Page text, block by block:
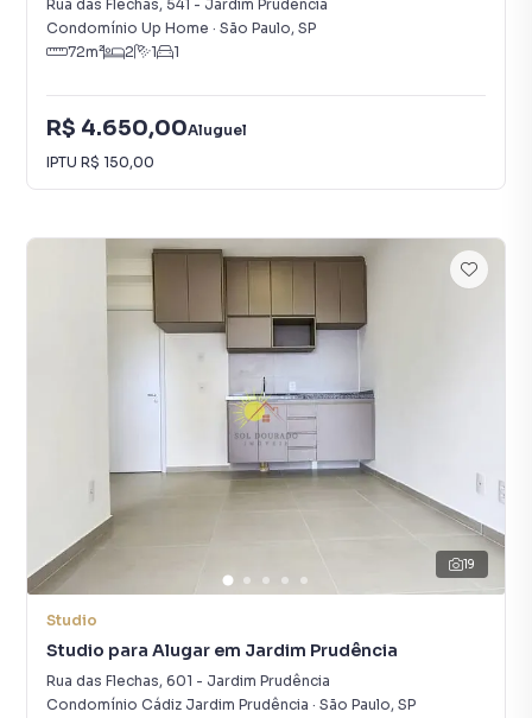
Rua das Flechas, 541 - Jardim Prudência
Condomínio Up Home · São Paulo, SP
72m² 2 1 1
R$ 4.650,00Aluguel
IPTU R$ 150,00
19
Studio
Studio para Alugar em Jardim Prudência
Rua das Flechas, 601 - Jardim Prudência
Condomínio Cádiz Jardim Prudência · São Paulo, SP